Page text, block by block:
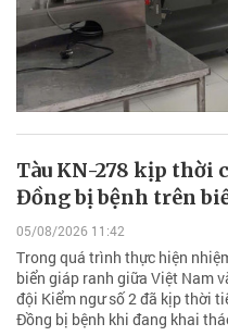
Tàu KN-278 kịp thời
Đồng bị bệnh trên
05/08/2026 11:42
Trong quá trình thực hiện
biển giáp ranh giữa Việt Nam
đội Kiểm ngư số 2 đã kịp thời
Đồng bị bệnh khi đang khai